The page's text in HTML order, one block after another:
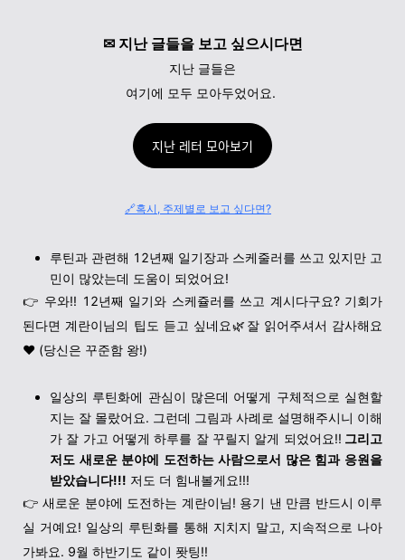
✉ 지난 글들을 보고 싶으시다면
지난 글들은
여기에 모두 모아두었어요.
지난 레터 모아보기
🔗혹시, 주제별로 보고 싶다면?
루틴과 관련해 12년째 일기장과 스케줄러를 쓰고 있지만 고
민이 많았는데 도움이 되었어요!
👉 우와!! 12년째 일기와 스케쥴러를 쓰고 계시다구요? 기회가
된다면 계란이님의 팁도 듣고 싶네요🌿잘 읽어주셔서 감사해요
❤️ (당신은 꾸준함 왕!)
일상의 루틴화에 관심이 많은데 어떻게 구체적으로 실현할
지는 잘 몰랐어요. 그런데 그림과 사례로 설명해주시니 이해
가 잘 가고 어떻게 하루를 잘 꾸릴지 알게 되었어요!! 그리고
저도 새로운 분야에 도전하는 사람으로서 많은 힘과 응원을
받았습니다!!! 저도 더 힘내볼게요!!!
👉 새로운 분야에 도전하는 계란이님! 용기 낸 만큼 반드시 이루
실 거예요! 일상의 루틴화를 통해 지치지 말고, 지속적으로 나아
가봐요. 9월 하반기도 같이 퐛팅!!